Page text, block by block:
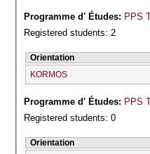
Programme d' Études: PPS
Registered students: 2
Orientation
KORMOS
Programme d' Études: PPS
Registered students: 0
Orientation